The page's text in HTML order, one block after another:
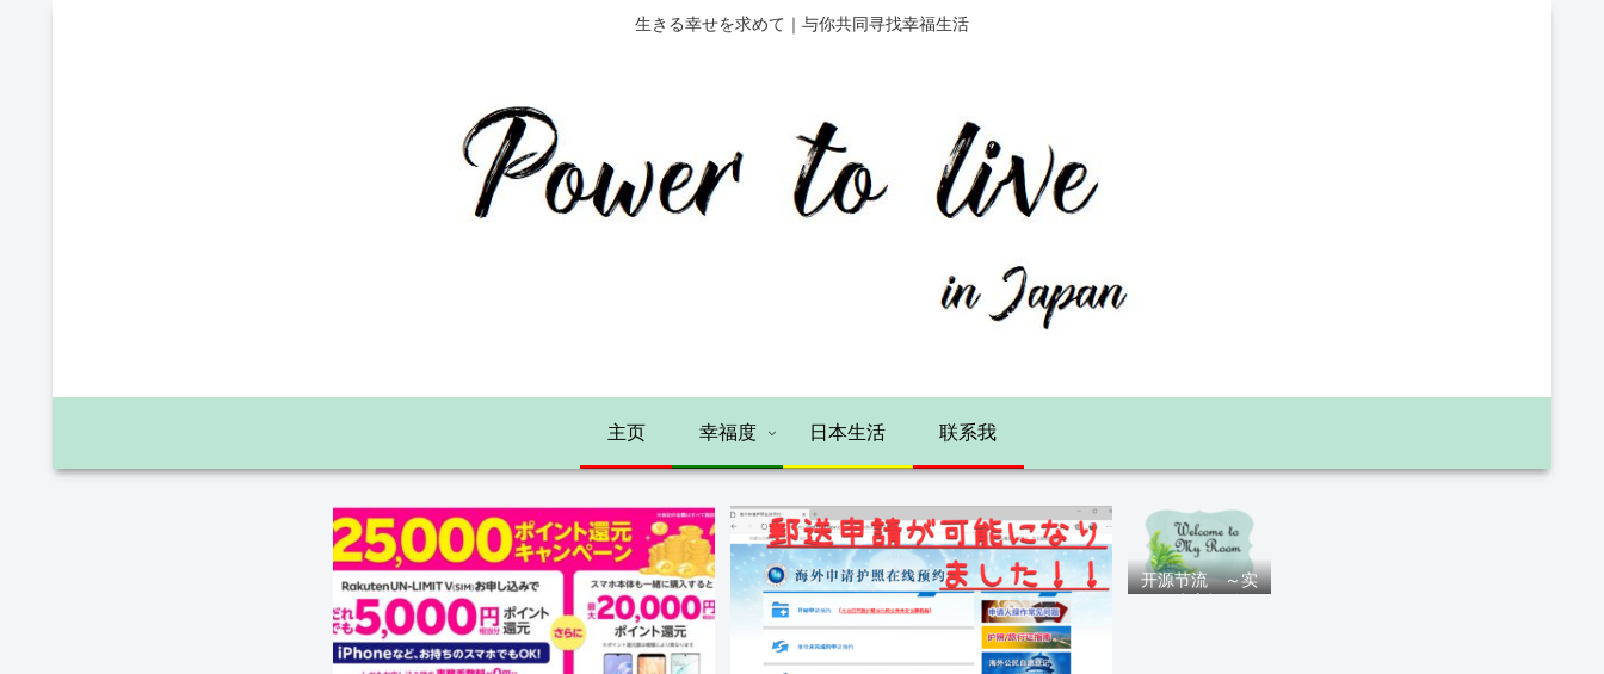
生きる幸せを求めて｜与你共同寻找幸福生活
主页 幸福度 日本生活 联系我
开源节流 ～实